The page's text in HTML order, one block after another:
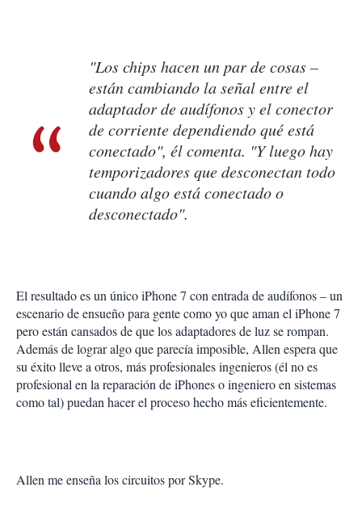
"Los chips hacen un par de cosas –
están cambiando la señal entre el
adaptador de audífonos y el conector
de corriente dependiendo qué está
conectado", él comenta. "Y luego hay
temporizadores que desconectan todo
cuando algo está conectado o
desconectado".
El resultado es un único iPhone 7 con entrada de audífonos – un
escenario de ensueño para gente como yo que aman el iPhone 7
pero están cansados de que los adaptadores de luz se rompan.
Además de lograr algo que parecía imposible, Allen espera que
su éxito lleve a otros, más profesionales ingenieros (él no es
profesional en la reparación de iPhones o ingeniero en sistemas
como tal) puedan hacer el proceso hecho más eficientemente.
Allen me enseña los circuitos por Skype.